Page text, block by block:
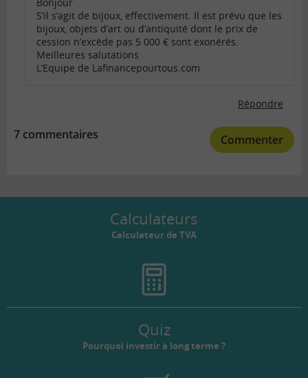
S’il s’agit de bijoux, effectivement. Il est prévu que les
bijoux, objets d’art ou d’antiquité dont le prix de
cession n’excède pas 5 000 € sont exonérés.
Meilleures salutations
L’Equipe de Lafinancepourtous.com
Répondre
7 commentaires Commenter
Calculateurs
Calculateur de TVA
Quiz
Pourquoi investir à long terme ?